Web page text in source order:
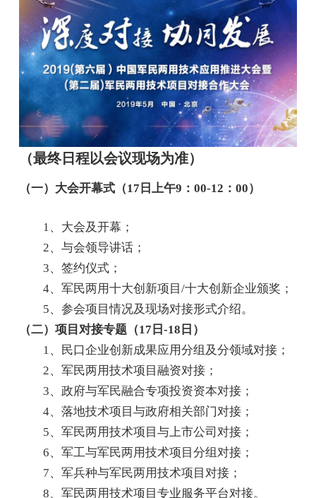
（最终日程以会议现场为准）
（一）大会开幕式（17日上午9：00-12：00）
1、大会及开幕；
2、与会领导讲话；
3、签约仪式；
4、军民两用十大创新项目/十大创新企业颁奖；
5、参会项目情况及现场对接形式介绍。
（二）项目对接专题（17日-18日）
1、民口企业创新成果应用分组及分领域对接；
2、军民两用技术项目融资对接；
3、政府与军民融合专项投资资本对接；
4、落地技术项目与政府相关部门对接；
5、军民两用技术项目与上市公司对接；
6、军工与军民两用技术项目分组对接；
7、军兵种与军民两用技术项目对接；
8、军民两用技术项目专业服务平台对接。